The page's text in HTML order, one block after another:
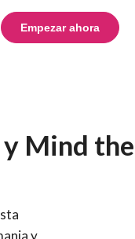
Empezar ahora
y Mind the